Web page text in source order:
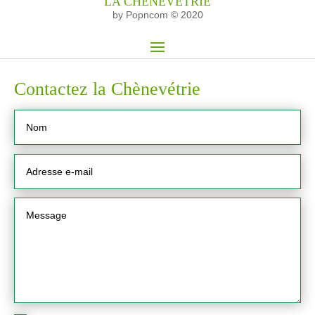
by Popncom © 2020
Contactez la Chènevétrie